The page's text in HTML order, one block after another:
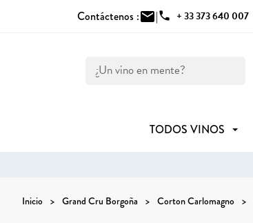
Contáctenos :mail|phone + 33 373 640 007
TODOS VINOS
Inicio Grand Cru Borgoña Corton Carlomagno